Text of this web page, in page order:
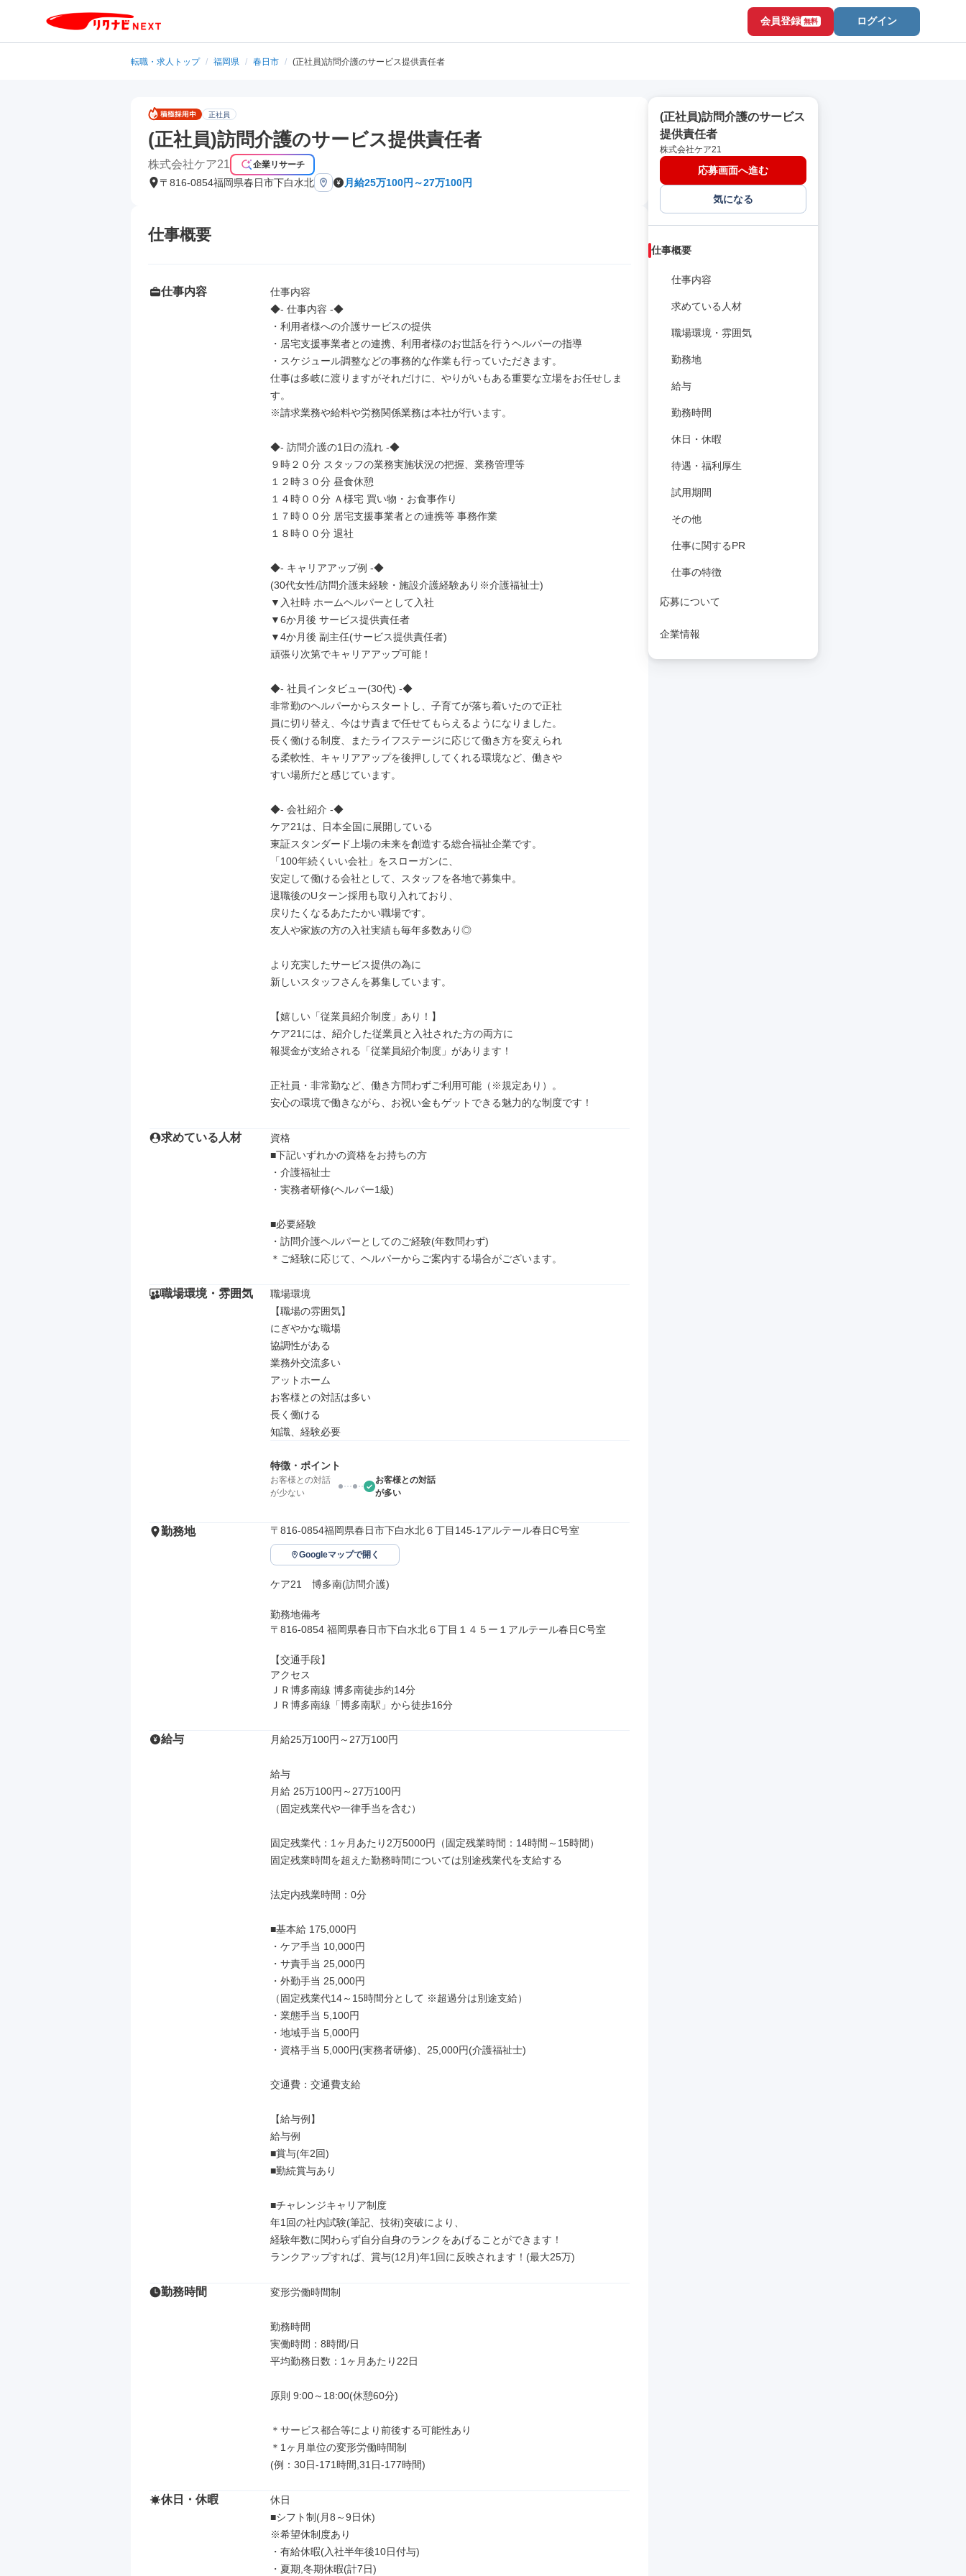
会員登録 無料 ログイン
転職・求人トップ / 福岡県 / 春日市 / (正社員)訪問介護のサービス提供責任者
正社員
(正社員)訪問介護のサービス提供責任者
株式会社ケア21 企業リサーチ
〒816-0854福岡県春日市下白水北 月給25万100円～27万100円
仕事概要
仕事内容
仕事内容
◆- 仕事内容 -◆
・利用者様への介護サービスの提供
・居宅支援事業者との連携、利用者様のお世話を行うヘルパーの指導
・スケジュール調整などの事務的な作業も行っていただきます。
仕事は多岐に渡りますがそれだけに、やりがいもある重要な立場をお任せしま
す。
※請求業務や給料や労務関係業務は本社が行います。
◆- 訪問介護の1日の流れ -◆
９時２０分 スタッフの業務実施状況の把握、業務管理等
１２時３０分 昼食休憩
１４時００分 Ａ様宅 買い物・お食事作り
１７時００分 居宅支援事業者との連携等 事務作業
１８時００分 退社
◆- キャリアアップ例 -◆
(30代女性/訪問介護未経験・施設介護経験あり※介護福祉士)
▼入社時 ホームヘルパーとして入社
▼6か月後 サービス提供責任者
▼4か月後 副主任(サービス提供責任者)
頑張り次第でキャリアアップ可能！
◆- 社員インタビュー(30代) -◆
非常勤のヘルパーからスタートし、子育てが落ち着いたので正社
員に切り替え、今はサ責まで任せてもらえるようになりました。
長く働ける制度、またライフステージに応じて働き方を変えられ
る柔軟性、キャリアアップを後押ししてくれる環境など、働きや
すい場所だと感じています。
◆- 会社紹介 -◆
ケア21は、日本全国に展開している
東証スタンダード上場の未来を創造する総合福祉企業です。
「100年続くいい会社」をスローガンに、
安定して働ける会社として、スタッフを各地で募集中。
退職後のUターン採用も取り入れており、
戻りたくなるあたたかい職場です。
友人や家族の方の入社実績も毎年多数あり◎
より充実したサービス提供の為に
新しいスタッフさんを募集しています。
【嬉しい「従業員紹介制度」あり！】
ケア21には、紹介した従業員と入社された方の両方に
報奨金が支給される「従業員紹介制度」があります！
正社員・非常勤など、働き方問わずご利用可能（※規定あり）。
安心の環境で働きながら、お祝い金もゲットできる魅力的な制度です！
求めている人材
資格
■下記いずれかの資格をお持ちの方
・介護福祉士
・実務者研修(ヘルパー1級)
■必要経験
・訪問介護ヘルパーとしてのご経験(年数問わず)
＊ご経験に応じて、ヘルパーからご案内する場合がございます。
職場環境・雰囲気
職場環境
【職場の雰囲気】
にぎやかな職場
協調性がある
業務外交流多い
アットホーム
お客様との対話は多い
長く働ける
知識、経験必要
特徴・ポイント
お客様との対話
が少ない
お客様との対話
が多い
勤務地 〒816-0854福岡県春日市下白水北６丁目145-1アルテール春日C号室
Googleマップで開く
ケア21　博多南(訪問介護)
勤務地備考
〒816-0854 福岡県春日市下白水北６丁目１４５ー１アルテール春日C号室
【交通手段】
アクセス
ＪＲ博多南線 博多南徒歩約14分
ＪＲ博多南線「博多南駅」から徒歩16分
給与 月給25万100円～27万100円
給与
月給 25万100円～27万100円
（固定残業代や一律手当を含む）
固定残業代：1ヶ月あたり2万5000円（固定残業時間：14時間～15時間）
固定残業時間を超えた勤務時間については別途残業代を支給する
法定内残業時間：0分
■基本給 175,000円
・ケア手当 10,000円
・サ責手当 25,000円
・外勤手当 25,000円
（固定残業代14～15時間分として ※超過分は別途支給）
・業態手当 5,100円
・地域手当 5,000円
・資格手当 5,000円(実務者研修)、25,000円(介護福祉士)
交通費：交通費支給
【給与例】
給与例
■賞与(年2回)
■勤続賞与あり
■チャレンジキャリア制度
年1回の社内試験(筆記、技術)突破により、
経験年数に関わらず自分自身のランクをあげることができます！
ランクアップすれば、賞与(12月)年1回に反映されます！(最大25万)
勤務時間 変形労働時間制
勤務時間
実働時間：8時間/日
平均勤務日数：1ヶ月あたり22日
原則 9:00～18:00(休憩60分)
＊サービス都合等により前後する可能性あり
＊1ヶ月単位の変形労働時間制
(例：30日-171時間,31日-177時間)
休日・休暇
休日
■シフト制(月8～9日休)
※希望休制度あり
・有給休暇(入社半年後10日付与)
・夏期,冬期休暇(計7日)
(正社員)訪問介護のサービス
提供責任者
株式会社ケア21
応募画面へ進む
気になる
仕事概要
仕事内容
求めている人材
職場環境・雰囲気
勤務地
給与
勤務時間
休日・休暇
待遇・福利厚生
試用期間
その他
仕事に関するPR
仕事の特徴
応募について
企業情報